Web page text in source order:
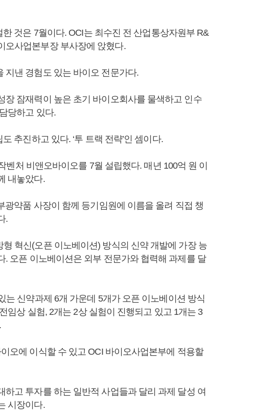
것은 7월이다. OCI는 최수진 전 산업통상자원부 R&
오사업본부장 부사장에 앉혔다.
지낸 경험도 있는 바이오 전문가다.
장 잠재력이 높은 초기 바이오회사를 물색하고 인수
당하고 있다.
추진하고 있다. ‘투 트랙 전략’인 셈이다.
벤처 비앤오바이오를 7월 설립했다. 매년 100억 원 이
내놓았다.
광약품 사장이 함께 등기임원에 이름을 올려 직접 챙
.
혁신(오픈 이노베이션) 방식의 신약 개발에 가장 능
. 오픈 이노베이션은 외부 전문가와 협력해 과제를 달
는 신약과제 6개 가운데 5개가 오픈 이노베이션 방식
임상 실험, 2개는 2상 실험이 진행되고 있고 1개는 3
오에 이식할 수 있고 OCI 바이오사업본부에 적용할
고 투자를 하는 일반적 사업들과 달리 과제 달성 여
시장이다.